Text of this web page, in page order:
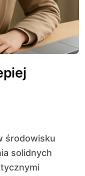
solidnych